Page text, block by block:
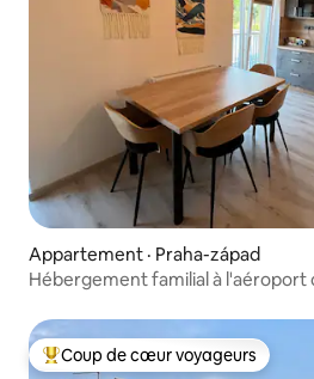
Appartement · Praha-západ
Hébergement familial à l'aéroport
Coup de cœur voyageurs parmi les
Coup de cœur voyageurs